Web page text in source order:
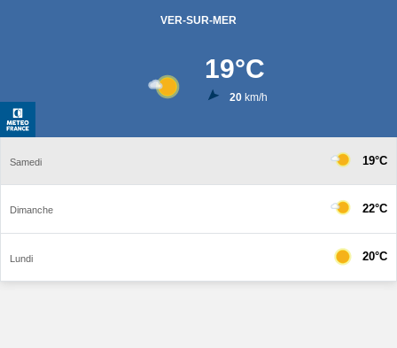
VER-SUR-MER
19°C
20km/h
Samedi 19°C
Dimanche 22°C
Lundi 20°C